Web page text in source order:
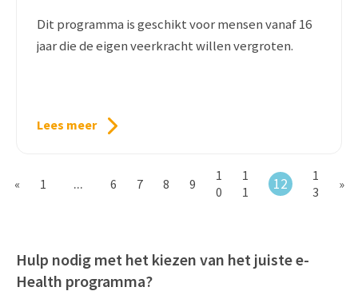
Dit programma is geschikt voor mensen vanaf 16
jaar die de eigen veerkracht willen vergroten.
Lees meer
« 1 ... 6 7 8 9
1
0
1
1
12
1
3
»
Hulp nodig met het kiezen van het juiste e-
Health programma?